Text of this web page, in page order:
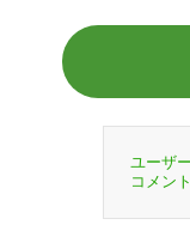
ユーザ
コメン